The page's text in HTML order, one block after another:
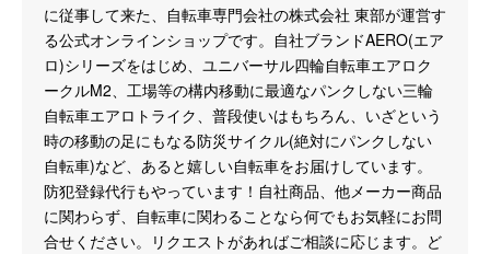
に従事して来た、自転車専門会社の株式会社 東部が運営す
る公式オンラインショップです。自社ブランドAERO(エア
ロ)シリーズをはじめ、ユニバーサル四輪自転車エアロク
ークルM2、工場等の構内移動に最適なパンクしない三輪
自転車エアロトライク、普段使いはもちろん、いざという
時の移動の足にもなる防災サイクル(絶対にパンクしない
自転車)など、あると嬉しい自転車をお届けしています。
防犯登録代行もやっています！自社商品、他メーカー商品
に関わらず、自転車に関わることなら何でもお気軽にお問
合せください。リクエストがあればご相談に応じます。ど